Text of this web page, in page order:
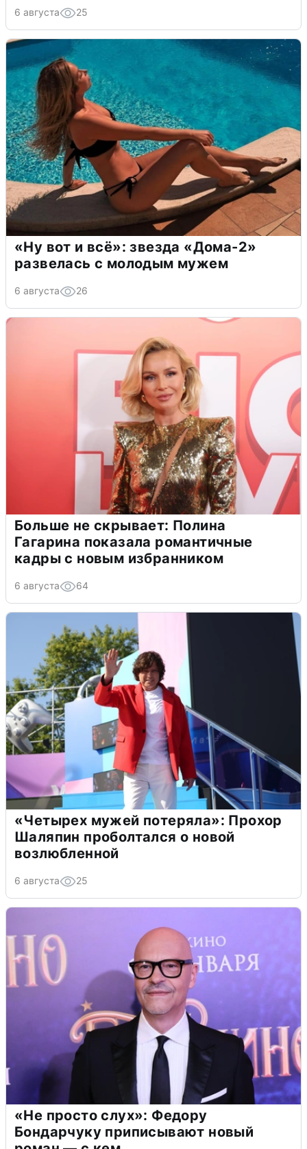
6 августа 25
«Ну вот и всё»: звезда «Дома-2»
развелась с молодым мужем
6 августа 26
Больше не скрывает: Полина
Гагарина показала романтичные
кадры с новым избранником
6 августа 64
«Четырех мужей потеряла»: Прохор
Шаляпин проболтался о новой
возлюбленной
6 августа 25
«Не просто слух»: Федору
Бондарчуку приписывают новый